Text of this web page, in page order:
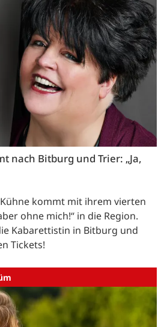
nach Bitburg und Trier: „Ja,
kommt mit ihrem vierten
ohne mich!“ in die Region.
Kabarettistin in Bitburg und
Tickets!